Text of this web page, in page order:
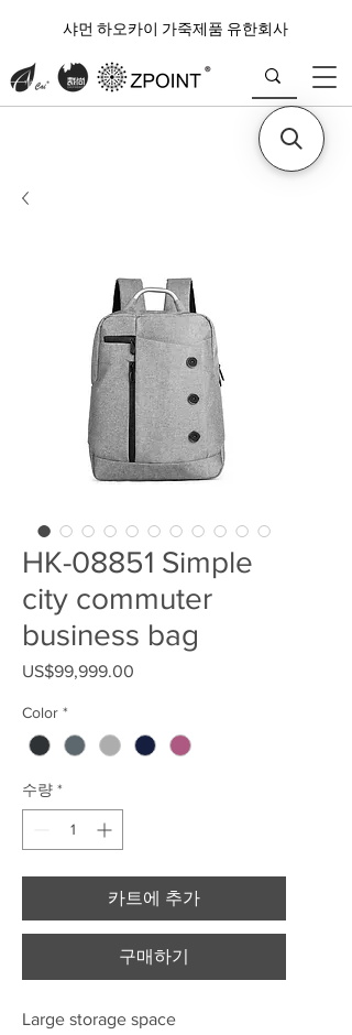
샤먼 하오카이 가죽제품 유한회사
HK-08851 Simple
city commuter
business bag
US$99,999.00
Color *
수량 *
카트에 추가
구매하기
Large storage space